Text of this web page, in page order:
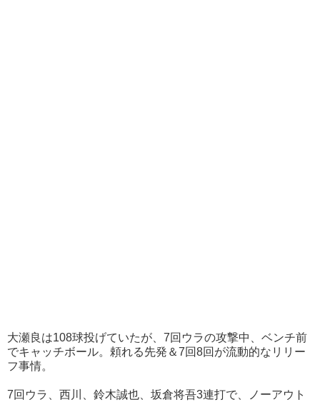
大瀬良は108球投げていたが、7回ウラの攻撃中、ベンチ前
でキャッチボール。頼れる先発＆7回8回が流動的なリリー
フ事情。
7回ウラ、西川、鈴木誠也、坂倉将吾3連打で、ノーアウト